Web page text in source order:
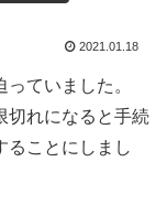
2021.01.18
ていました。
切れになると手続
ることにしまし